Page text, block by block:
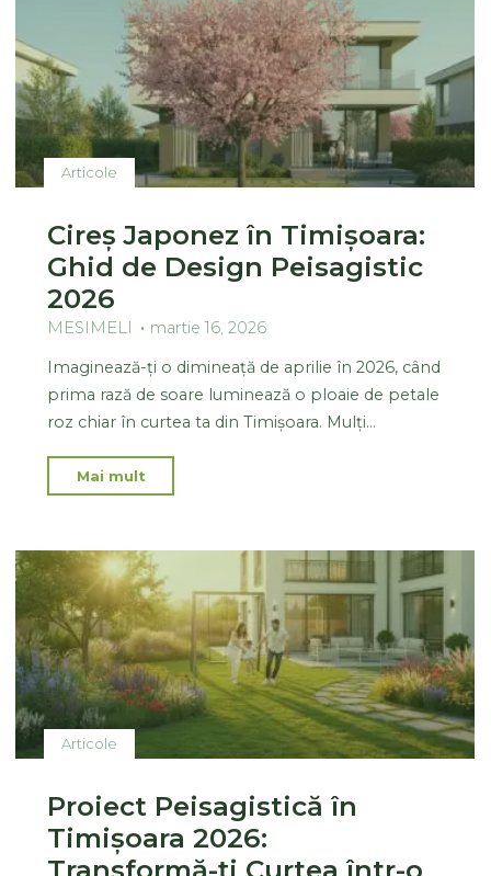
Articole
Cireș Japonez în Timișoara:
Ghid de Design Peisagistic
2026
MESIMELI
martie 16, 2026
Imaginează-ți o dimineață de aprilie în 2026, când
prima rază de soare luminează o ploaie de petale
roz chiar în curtea ta din Timișoara. Mulți…
Mai mult
Articole
Proiect Peisagistică în
Timișoara 2026:
Transformă-ți Curtea într-o